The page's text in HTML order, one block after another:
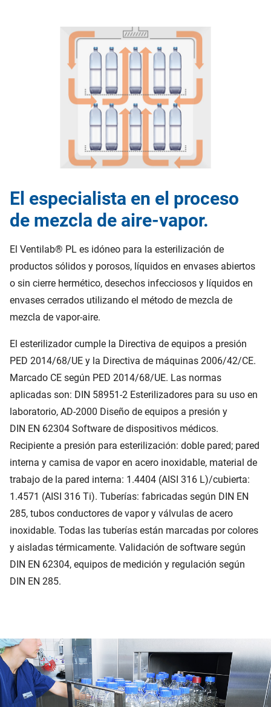
El especialista en el proceso
de mezcla de aire-vapor.
El Ventilab® PL es idóneo para la esterilización de
productos sólidos y porosos, líquidos en envases abiertos
o sin cierre hermético, desechos infecciosos y líquidos en
envases cerrados utilizando el método de mezcla de
mezcla de vapor-aire.
El esterilizador cumple la Directiva de equipos a presión
PED 2014/68/UE y la Directiva de máquinas 2006/42/CE.
Marcado CE según PED 2014/68/UE. Las normas
aplicadas son: DIN 58951-2 Esterilizadores para su uso en
laboratorio, AD-2000 Diseño de equipos a presión y
DIN EN 62304 Software de dispositivos médicos.
Recipiente a presión para esterilización: doble pared; pared
interna y camisa de vapor en acero inoxidable, material de
trabajo de la pared interna: 1.4404 (AISI 316 L)/cubierta:
1.4571 (AISI 316 Ti). Tuberías: fabricadas según DIN EN
285, tubos conductores de vapor y válvulas de acero
inoxidable. Todas las tuberías están marcadas por colores
y aisladas térmicamente. Validación de software según
DIN EN 62304, equipos de medición y regulación según
DIN EN 285.